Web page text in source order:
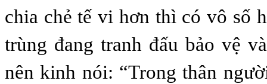
chia chẻ tế vi hơn thì có vô số
trùng đang tranh đấu bảo vệ
nên kinh nói: “Trong thân